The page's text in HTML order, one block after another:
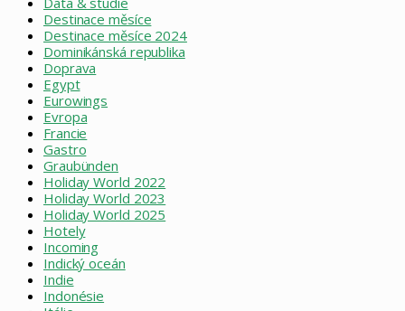
Destinace měsíce
Destinace měsíce 2024
Dominikánská republika
Doprava
Egypt
Eurowings
Evropa
Francie
Gastro
Graubünden
Holiday World 2022
Holiday World 2023
Holiday World 2025
Hotely
Incoming
Indický oceán
Indie
Indonésie